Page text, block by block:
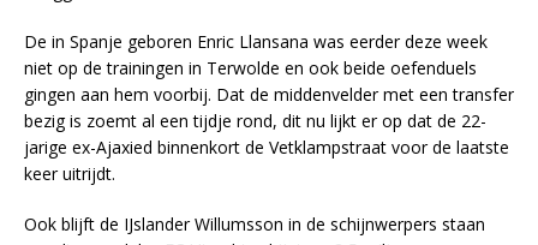
De in Spanje geboren Enric Llansana was eerder deze week
niet op de trainingen in Terwolde en ook beide oefenduels
gingen aan hem voorbij. Dat de middenvelder met een transfer
bezig is zoemt al een tijdje rond, dit nu lijkt er op dat de 22-
jarige ex-Ajaxied binnenkort de Vetklampstraat voor de laatste
keer uitrijdt.
Ook blijft de IJslander Willumsson in de schijnwerpers staan